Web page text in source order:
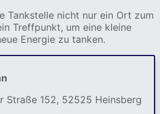
Tankstelle nicht nur ein Ort zum
Treffpunkt, um eine kleine
Energie zu tanken.
Straße 152, 52525 Heinsberg